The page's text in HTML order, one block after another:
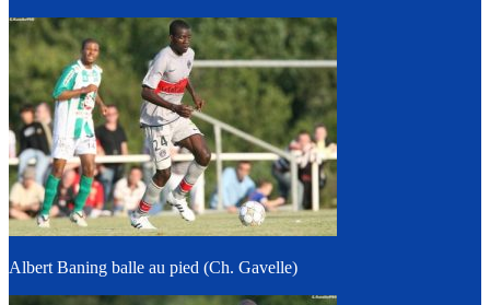
Albert Baning balle au pied (Ch. Gavelle)